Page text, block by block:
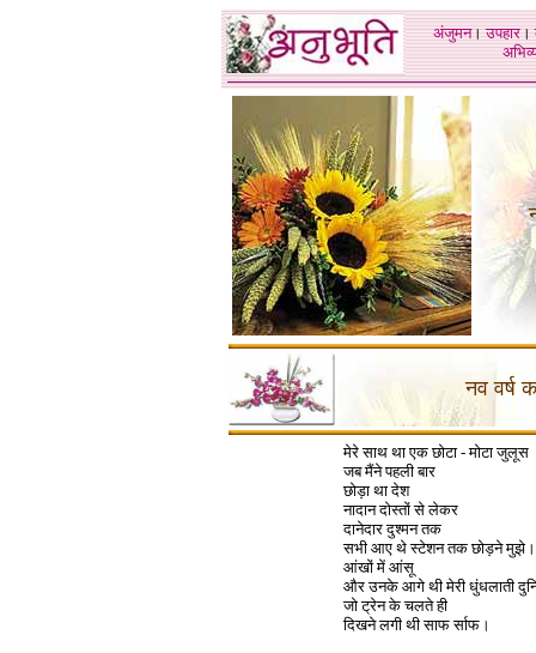
अंजुमन।उपहार।
नव वर्ष
मेरे साथ था एक छोटा - मोटा जुलूस
जब मैंने पहली बार
छोड़ा था देश
नादान दोस्तों से लेकर
दानेदार दुश्मन तक
सभी आए थे स्टेशन तक छोड़ने मुझे।
आंखों में आंसू
और उनके आगे थी मेरी धुंधलाती
जो ट्रेन के चलते ही
दिखने लगी थी साफ र्साफ।